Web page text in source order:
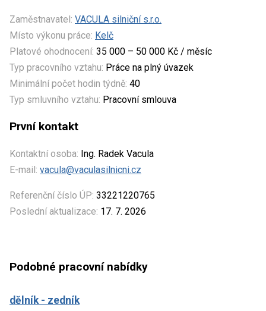
Zaměstnavatel: VACULA silniční s.r.o.
Místo výkonu práce: Kelč
Platové ohodnocení: 35 000 – 50 000 Kč / měsíc
Typ pracovního vztahu: Práce na plný úvazek
Minimální počet hodin týdně: 40
Typ smluvního vztahu: Pracovní smlouva
První kontakt
Kontaktní osoba: Ing. Radek Vacula
E-mail: vacula@vaculasilnicni.cz
Referenční číslo ÚP: 33221220765
Poslední aktualizace: 17. 7. 2026
Podobné pracovní nabídky
dělník - zedník